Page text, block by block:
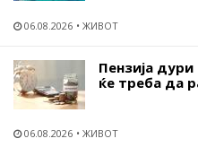
06.08.2026 ЖИВОТ
Пензија
ќе треба да
06.08.2026 ЖИВОТ